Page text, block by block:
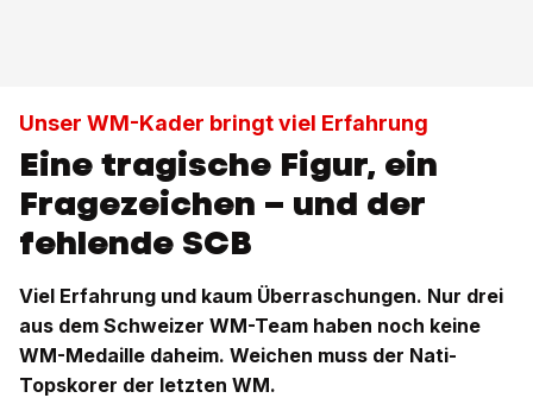
Unser WM-Kader bringt viel Erfahrung
Eine tragische Figur, ein
Fragezeichen – und der
fehlende SCB
Viel Erfahrung und kaum Überraschungen. Nur drei
aus dem Schweizer WM-Team haben noch keine
WM-Medaille daheim. Weichen muss der Nati-
Topskorer der letzten WM.